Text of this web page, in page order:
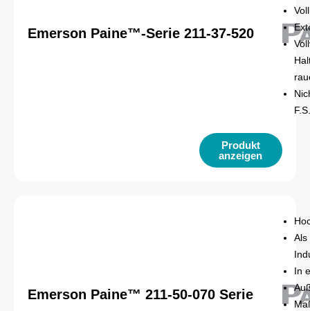
Emerson Paine™-Serie 211-37-520
Produkt
anzeigen
Emerson Paine™ 211-50-070 Serie
Als
In